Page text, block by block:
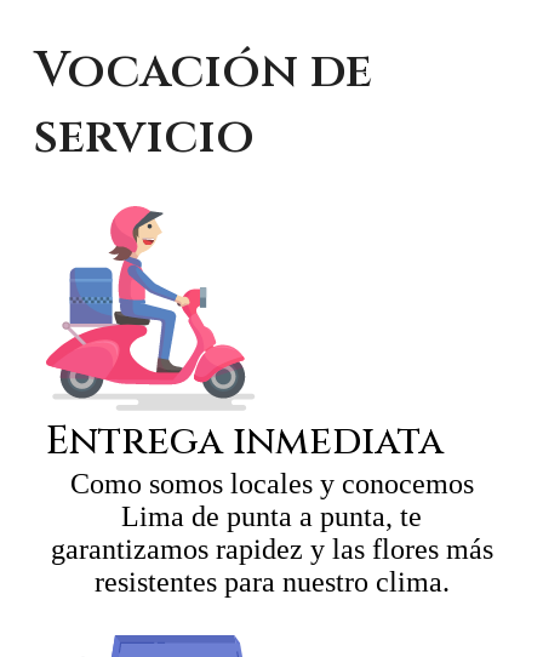
Vocación de
servicio
Entrega inmediata
Como somos locales y conocemos
Lima de punta a punta, te
garantizamos rapidez y las flores más
resistentes para nuestro clima.